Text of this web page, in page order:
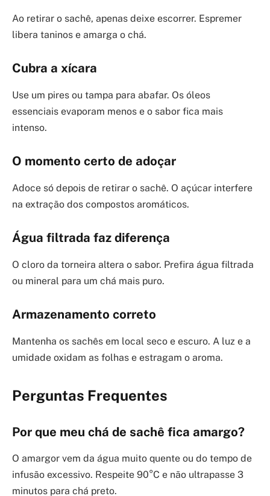
Ao retirar o sachê, apenas deixe escorrer. Espremer
libera taninos e amarga o chá.
Cubra a xícara
Use um pires ou tampa para abafar. Os óleos
essenciais evaporam menos e o sabor fica mais
intenso.
O momento certo de adoçar
Adoce só depois de retirar o sachê. O açúcar interfere
na extração dos compostos aromáticos.
Água filtrada faz diferença
O cloro da torneira altera o sabor. Prefira água filtrada
ou mineral para um chá mais puro.
Armazenamento correto
Mantenha os sachês em local seco e escuro. A luz e a
umidade oxidam as folhas e estragam o aroma.
Perguntas Frequentes
Por que meu chá de sachê fica amargo?
O amargor vem da água muito quente ou do tempo de
infusão excessivo. Respeite 90°C e não ultrapasse 3
minutos para chá preto.